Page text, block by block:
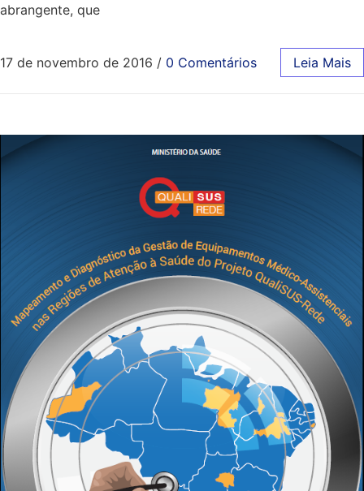
abrangente, que
17 de novembro de 2016 / 0 Comentários Leia Mais